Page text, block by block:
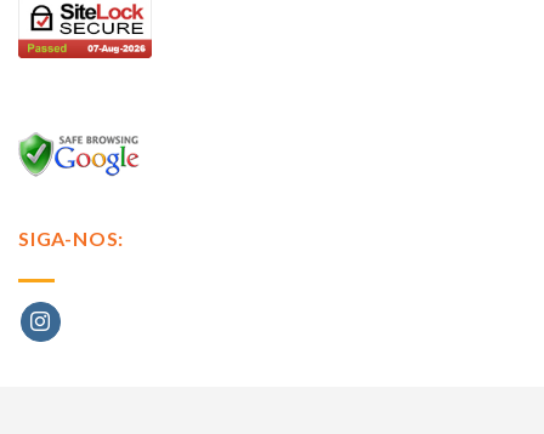
SIGA-NOS: